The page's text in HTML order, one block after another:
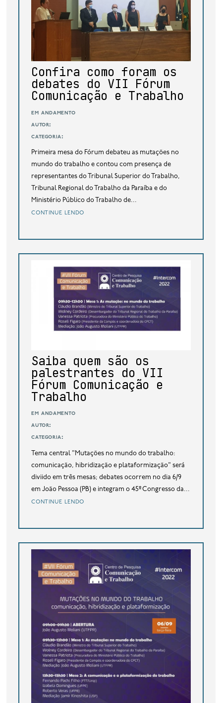
base de dados
publicações na mídia
Confira como foram os
debates do VII Fórum
Comunicação e Trabalho
em andamento
autor:
categoria:
Primeira mesa do Fórum debateu as mutações no
mundo do trabalho e contou com presença de
representantes do Tribunal Superior do Trabalho,
Tribunal Regional do Trabalho da Paraíba e do
Ministério Público do Trabalho de...
continue lendo
Saiba quem são os
palestrantes do VII
Fórum Comunicação e
Trabalho
em andamento
autor:
categoria:
Tema central "Mutações no mundo do trabalho:
comunicação, hibridização e plataformização" será
diviido em três mesas; debates ocorrem no dia 6/9
em João Pessoa (PB) e integram o 45º Congresso da...
continue lendo